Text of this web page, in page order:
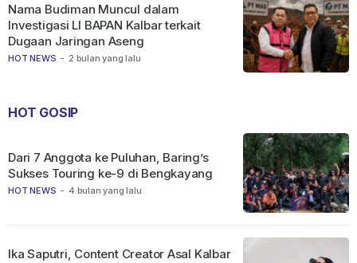
HOT NEWS - 2 bulan yang lalu
Nama Budiman Muncul dalam
Investigasi LI BAPAN Kalbar terkait
Dugaan Jaringan Aseng
HOT GOSIP
HOT NEWS - 4 bulan yang lalu
Dari 7 Anggota ke Puluhan, Baring’s
Sukses Touring ke-9 di Bengkayang
Ika Saputri, Content Creator Asal Kalbar